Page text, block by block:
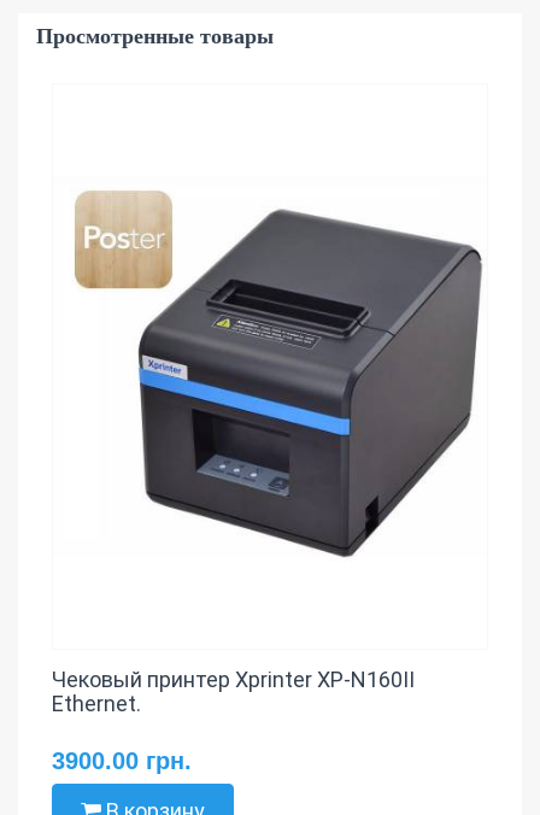
Просмотренные товары
Чековый принтер Xprinter XP-N160II
Ethernet.
3900.00 грн.